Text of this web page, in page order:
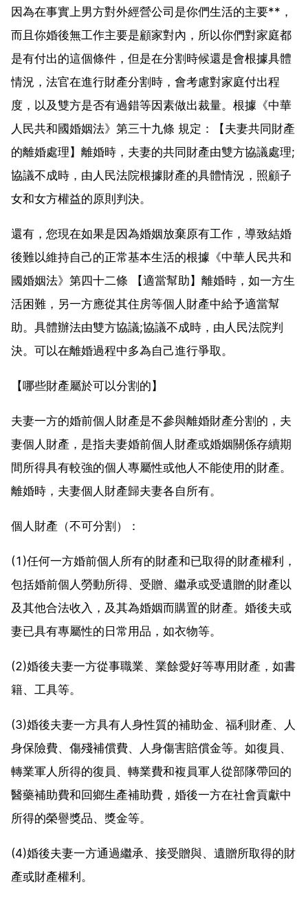
因為在事實上男方對外經營公司是你們生活的主要**，
而且你婚後無工作主要是顧家對內，所以你們對家庭都
是有付出的這個條件，但是在分割時候還是會根據具體
情況，法官在進行財產分割時，會考慮對家庭付出程
度，以及雙方是否有過錯等因素做出裁量。根據《中華
人民共和國婚姻法》第三十九條 規定：【夫妻共同財產
的離婚處理】離婚時，夫妻的共同財產由雙方協議處理;
協議不成時，由人民法院根據財產的具體情況，照顧子
女和女方權益的原則判決。
還有，您現在如果是因為婚姻放棄原有工作，導致結婚
後難以維持自己的正常基本生活的根據《中華人民共和
國婚姻法》第四十二條 【適當幫助】離婚時，如一方生
活困難，另一方應從其住房等個人財產中給予適當幫
助。具體辦法由雙方協議;協議不成時，由人民法院判
決。可以在離婚過程中多為自己進行爭取。
【哪些財產屬於可以分割的】
夫妻一方的婚前個人財產是不參與離婚財產分割的，夫
妻個人財產，是指夫妻婚前個人財產或婚姻關係存續期
間所得具有較強的個人專屬性或他人不能使用的財產。
離婚時，夫妻個人財產歸夫妻各自所有。
個人財產（不可分割）：
(1)任何一方婚前個人所有的財產和已取得的財產權利，
包括婚前個人勞動所得、受贈、繼承或受遺贈的財產以
及其他合法收入，及其為婚姻而購置的財產。婚後夫或
妻已具有專屬性的日常用品，如衣物等。
(2)婚後夫妻一方從事職業、業餘愛好等專用財產，如書
籍、工具等。
(3)婚後夫妻一方具有人身性質的補助金、福利財產、人
身保險費、傷殘補償費、人身傷害賠償金等。如復員、
轉業軍人所得的復員、轉業費和複員軍人從部隊帶回的
醫藥補助費和回鄉生產補助費，婚後一方在社會貢獻中
所得的榮譽獎品、獎金等。
(4)婚後夫妻一方通過繼承、接受贈與、遺贈所取得的財
產或財產權利。